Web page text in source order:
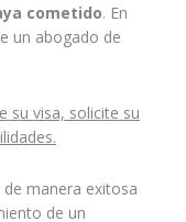
cometido. En
un abogado de
su visa, solicite su
manera exitosa
de un